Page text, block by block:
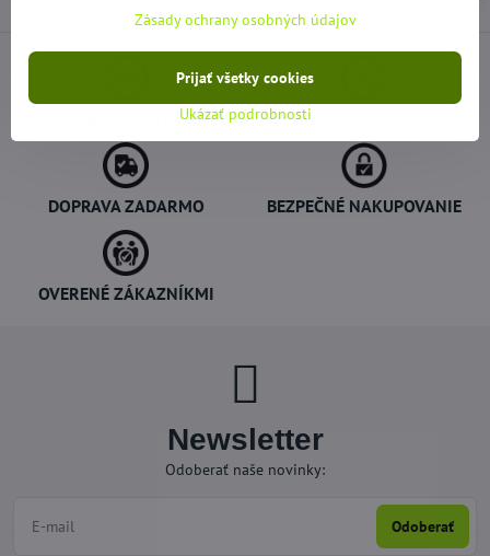
NOVÝ A DOPLNENÝ TOVAR AKCIE - VÝPREDAJE
DOPRAVA ZADARMO BEZPEČNÉ NAKUPOVANIE
OVERENÉ ZÁKAZNÍKMI
Newsletter
Odoberať naše novinky:
Odoberať
Zásady ochrany osobných údajov
Ukázať podrobnosti
Prijať všetky cookies